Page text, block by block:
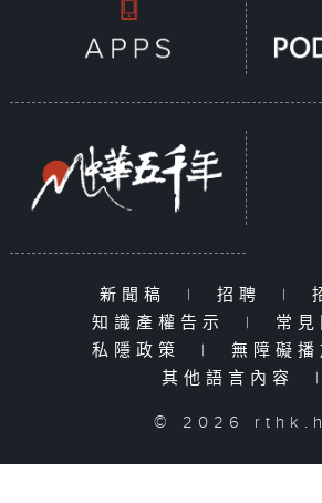
新聞稿 | 招聘 |
知識產權告示
| 常
私隱政策
| 無障礙
其他語言內容
|
© 2026